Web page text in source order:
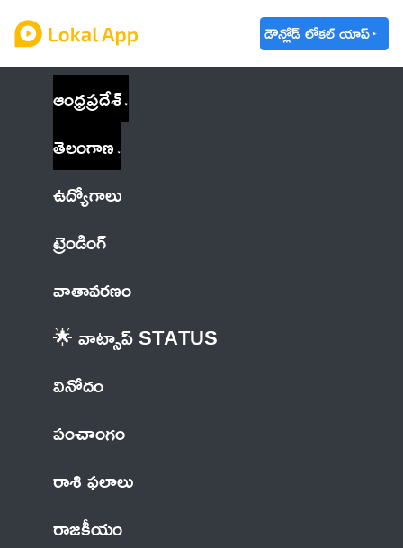
డౌన్లోడ్ లోకల్ యాప్
ఆంధ్రప్రదేశ్
తెలంగాణ
ఉద్యోగాలు
ట్రెండింగ్
వాతావరణం
🌟 వాట్సాప్ STATUS
వినోదం
పంచాంగం
రాశి ఫలాలు
రాజకీయం